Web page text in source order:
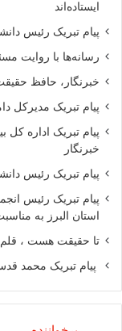
ایستاده‌اند
پیام تبریک رئیس دانشگاه
رسانه‌ها با روایت
خبرنگار، حافظ
پیام تبریک مدیرکل
پیام تبریک اداره
خبرنگار
پیام تبریک رئیس
پیام تبریک رئیس
استان البرز به
تا حقیقت هست ،
پیام تبریک محمد